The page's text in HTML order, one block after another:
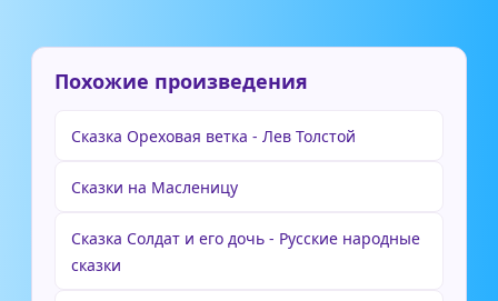
Похожие произведения
Сказка Ореховая ветка - Лев Толстой
Сказки на Масленицу
Сказка Солдат и его дочь - Русские народные
сказки